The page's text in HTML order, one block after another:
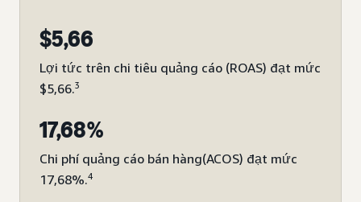
$5,66
Lợi tức trên chi tiêu quảng cáo (ROAS) đạt mức
$5,66.3
17,68%
Chi phí quảng cáo bán hàng(ACOS) đạt mức
17,68%.4